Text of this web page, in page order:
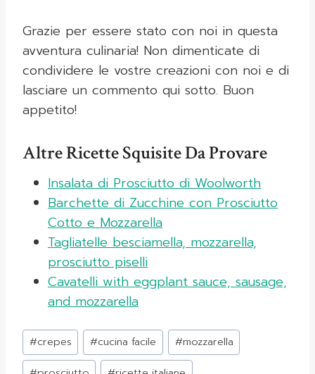
Grazie per essere stato con noi in questa
avventura culinaria! Non dimenticate di
condividere le vostre creazioni con noi e di
lasciare un commento qui sotto. Buon
appetito!
Altre Ricette Squisite Da Provare
Insalata di Prosciutto di Woolworth
Barchette di Zucchine con Prosciutto
Cotto e Mozzarella
Tagliatelle besciamella, mozzarella,
prosciutto piselli
Cavatelli with eggplant sauce, sausage,
and mozzarella
Tag
articolo:
#crepes #cucina facile #mozzarella